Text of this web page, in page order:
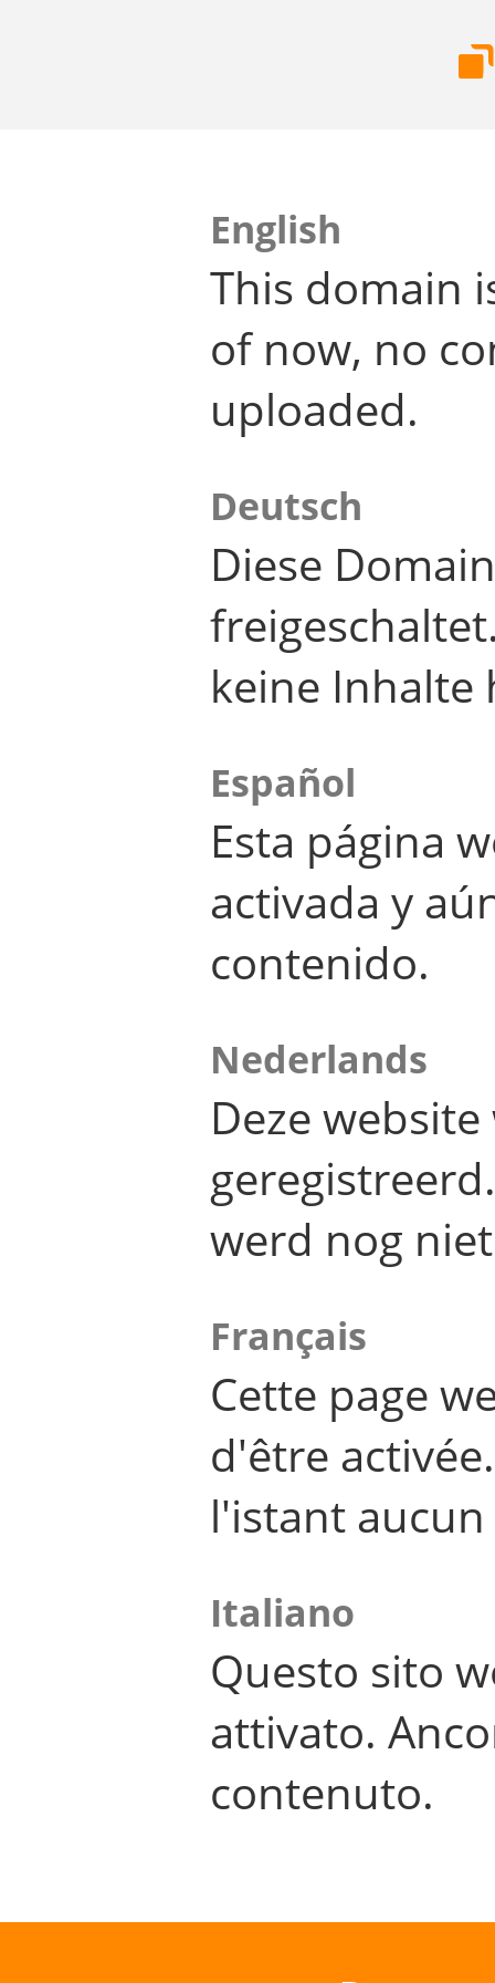
English
This domain
of now, no
uploaded.
Deutsch
Diese
keine Inhalte
Español
Esta página
activada y
contenido.
Nederlands
Deze
werd nog
Français
Cette page
d'être
l'istant
Italiano
Questo sito
attivato.
contenuto.